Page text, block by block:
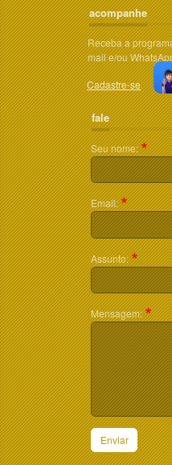
acompanhe
Receba a
mail e/ou
Cadastre-se
fale
Seu nome:
Email:
Assunto:
Mensagem:
Enviar